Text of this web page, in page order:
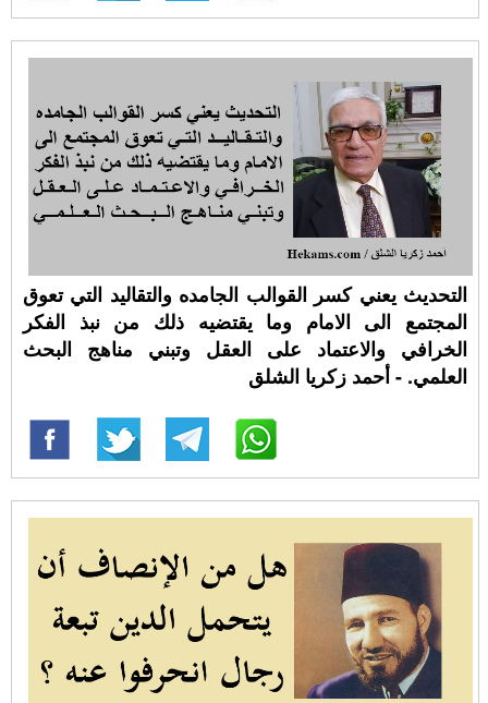
التحديث يعني كسر القوالب الجامده والتقاليد التي تعوق
المجتمع الى الامام وما يقتضيه ذلك من نبذ الفكر
الخرافي والاعتماد على العقل وتبني مناهج البحث
العلمي. - أحمد زكريا الشلق